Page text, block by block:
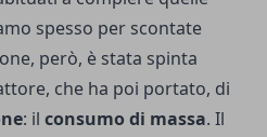
spesso per scontate
però, è stata spinta
che ha poi portato, di
: il consumo di massa. Il